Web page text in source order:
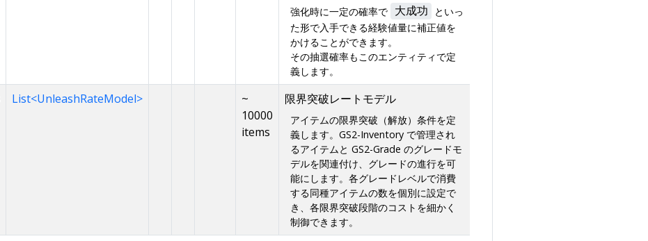
強化時に一定の確率で 大成功
といっ
た形で入手できる経験値量に補正値を
かけることができます。
その抽選確率もこのエンティティで定
義します。
List<UnleashRateModel>
~
10000
items
限界突破レートモデル
アイテムの限界突破（解放）条件を定
義します。GS2-Inventory で管理され
るアイテムと GS2-Grade のグレードモ
デルを関連付け、グレードの進行を可
能にします。各グレードレベルで消費
する同種アイテムの数を個別に設定で
き、各限界突破段階のコストを細かく
制御できます。